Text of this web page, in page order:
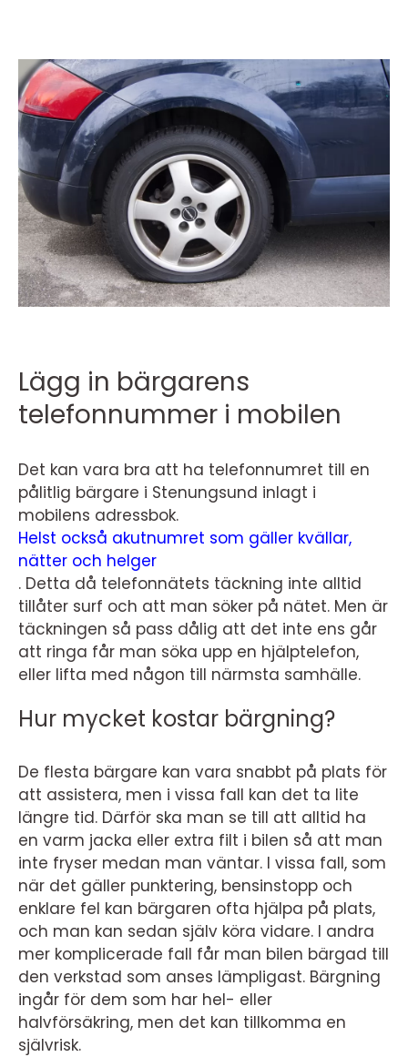
Lägg in bärgarens
telefonnummer i mobilen
Det kan vara bra att ha telefonnumret till en
pålitlig bärgare i Stenungsund inlagt i
mobilens adressbok.
Helst också akutnumret som gäller kvällar,
nätter och helger
. Detta då telefonnätets täckning inte alltid
tillåter surf och att man söker på nätet. Men är
täckningen så pass dålig att det inte ens går
att ringa får man söka upp en hjälptelefon,
eller lifta med någon till närmsta samhälle.
Hur mycket kostar bärgning?
De flesta bärgare kan vara snabbt på plats för
att assistera, men i vissa fall kan det ta lite
längre tid. Därför ska man se till att alltid ha
en varm jacka eller extra filt i bilen så att man
inte fryser medan man väntar. I vissa fall, som
när det gäller punktering, bensinstopp och
enklare fel kan bärgaren ofta hjälpa på plats,
och man kan sedan själv köra vidare. I andra
mer komplicerade fall får man bilen bärgad till
den verkstad som anses lämpligast. Bärgning
ingår för dem som har hel- eller
halvförsäkring, men det kan tillkomma en
självrisk.